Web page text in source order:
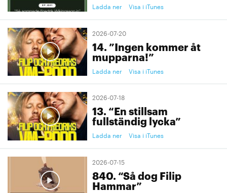
Ladda ner Visa i iTunes
2026-07-20
14. ”Ingen kommer åt
mupparna!”
Ladda ner Visa i iTunes
2026-07-18
13. “En stillsam
fullständig lycka”
Ladda ner Visa i iTunes
2026-07-15
840. “Så dog Filip
Hammar”